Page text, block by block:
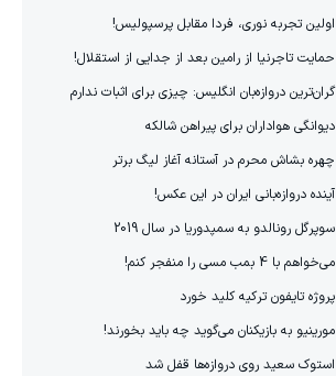
اولین تجربه نوری، فردا مقابل پرسپولیس!
حمایت تاجرنیا از رامین بعد از جدایی از استقلال!
گران‌ترین دروازه‌بان انگلیس: چیزی برای اثبات ندارم
دیوانگی هواداران برای پیراهن شالکه
چهره بشاش محرم در آستانه آغاز لیگ برتر
آینده دروازه‌بانی ایران در این عکس!
سوپرگل رونالدو به سمپدوریا در سال 2019
می‌خواهم با 4 بمب مسی را منفجر کنم!
پروژه تایفون ترکیه کلید خورد
مورینیو به بازیکنان می‌گوید چه باید بخورند!
استوک سعید روی دروازه‌ها قفل شد